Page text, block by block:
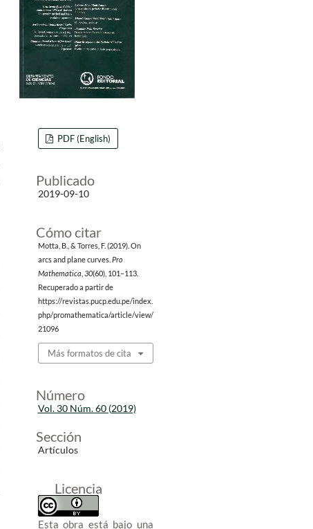
PDF (English)
Publicado
2019-09-10
Cómo citar
Motta, B., & Torres, F. (2019). On
arcs and plane curves. Pro
Mathematica 30(60), 101–113.
Recuperado a partir de
https://revistas.pucp.edu.pe/index.
php/promathematica/article/view/
21096
Más formatos de cita
Número
Vol. 30 Núm. 60 (2019)
Sección
Artículos
Licencia
Esta obra está bajo una